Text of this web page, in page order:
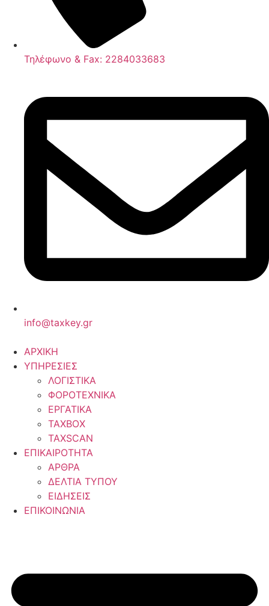
Τηλέφωνο & Fax: 2284033683
info@taxkey.gr
ΑΡΧΙΚΗ
ΥΠΗΡΕΣΙΕΣ
ΛΟΓΙΣΤΙΚΑ
ΦΟΡΟΤΕΧΝΙΚΑ
ΕΡΓΑΤΙΚΑ
TAXBOX
TAXSCAN
ΕΠΙΚΑΙΡΟΤΗΤΑ
ΑΡΘΡΑ
ΔΕΛΤΙΑ ΤΥΠΟΥ
ΕΙΔΗΣΕΙΣ
ΕΠΙΚΟΙΝΩΝΙΑ